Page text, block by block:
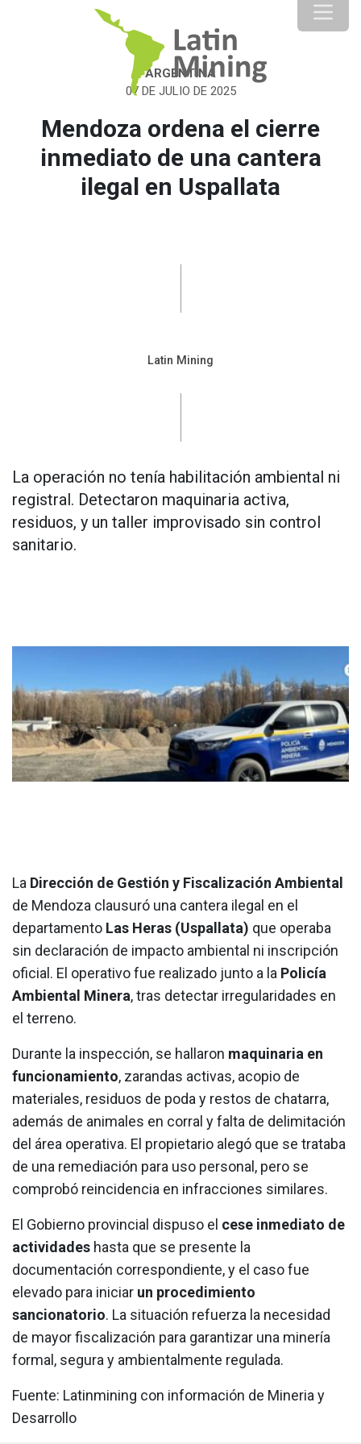
ARGENTINA
07 DE JULIO DE 2025
Mendoza ordena el cierre
inmediato de una cantera
ilegal en Uspallata
Latin Mining
La operación no tenía habilitación ambiental ni
registral. Detectaron maquinaria activa,
residuos, y un taller improvisado sin control
sanitario.
La Dirección de Gestión y Fiscalización Ambiental
de Mendoza clausuró una cantera ilegal en el
departamento Las Heras (Uspallata) que operaba
sin declaración de impacto ambiental ni inscripción
oficial. El operativo fue realizado junto a la Policía
Ambiental Minera, tras detectar irregularidades en
el terreno.
Durante la inspección, se hallaron maquinaria en
funcionamiento, zarandas activas, acopio de
materiales, residuos de poda y restos de chatarra,
además de animales en corral y falta de delimitación
del área operativa. El propietario alegó que se trataba
de una remediación para uso personal, pero se
comprobó reincidencia en infracciones similares.
El Gobierno provincial dispuso el cese inmediato de
actividades hasta que se presente la
documentación correspondiente, y el caso fue
elevado para iniciar un procedimiento
sancionatorio. La situación refuerza la necesidad
de mayor fiscalización para garantizar una minería
formal, segura y ambientalmente regulada.
Fuente: Latinmining con información de Mineria y
Desarrollo